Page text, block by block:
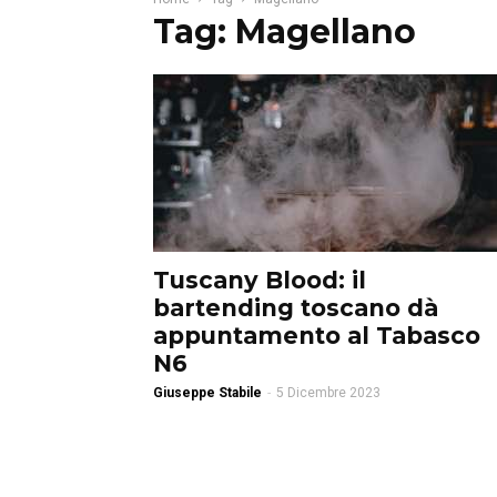
Tag: Magellano
Tuscany Blood: il
bartending toscano dà
appuntamento al Tabasco
N6
Giuseppe Stabile - 5 Dicembre 2023